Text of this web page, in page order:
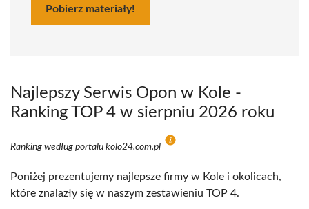
Pobierz materiały!
Najlepszy Serwis Opon w Kole -
Ranking TOP 4 w sierpniu 2026 roku
Ranking według portalu kolo24.com.pl
Poniżej prezentujemy najlepsze firmy w Kole i okolicach,
które znalazły się w naszym zestawieniu TOP 4.